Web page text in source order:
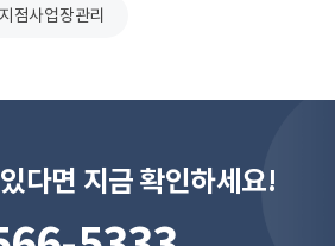
점사업장관리
다면 지금 확인하세요!